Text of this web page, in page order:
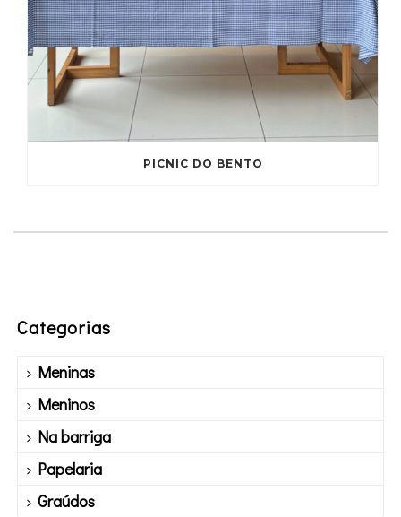
PICNIC DO BENTO
Categorias
Meninas
Meninos
Na barriga
Papelaria
Graúdos